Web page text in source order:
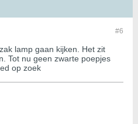
#6
lamp gaan kijken. Het zit
Tot nu geen zwarte poepjes
op zoek